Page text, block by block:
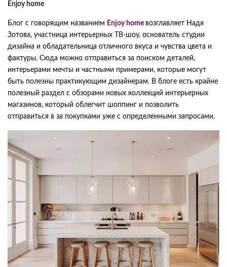
Enjoy home
Блог с говорящим названием Enjoy home возглавляет Надя
Зотова, участница интерьерных ТВ-шоу, основатель студии
дизайна и обладательница отличного вкуса и чувства цвета и
фактуры. Сюда можно отправиться за поиском деталей,
интерьерами мечты и частными примерами, которые могут
быть полезны практикующим дизайнерам. В блоге есть крайне
полезный раздел с обзорами новых коллекций интерьерных
магазинов, который облегчит шоппинг и позволить
отправиться в за покупками уже с определенными запросами.